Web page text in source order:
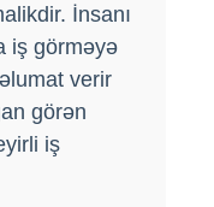
İnsanı
iş görməyə
verir
görən
iş